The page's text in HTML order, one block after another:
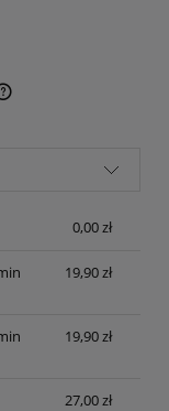
PŁATNOŚCI
0,00 zł
19,90 zł
19,90 zł
27,00 zł